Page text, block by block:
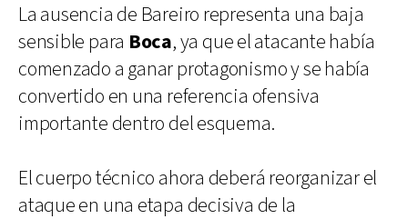
La ausencia de Bareiro representa una baja
sensible para Boca, ya que el atacante había
comenzado a ganar protagonismo y se había
convertido en una referencia ofensiva
importante dentro del esquema.
El cuerpo técnico ahora deberá reorganizar el
ataque en una etapa decisiva de la